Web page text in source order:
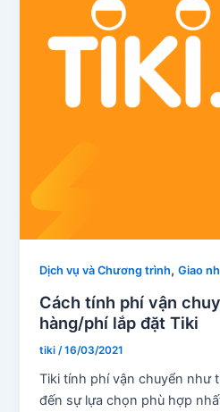
Dịch vụ và Chương trình,Giao
Cách tính phí vận
hàng/phí lắp đặt Tiki
tiki /16/03/2021
Tiki tính phí vận chuyển như
đến sự lựa chọn phù hợp